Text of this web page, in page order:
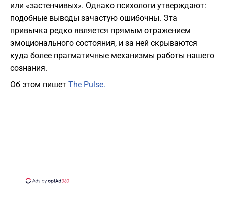
или «застенчивых». Однако психологи утверждают:
подобные выводы зачастую ошибочны. Эта
привычка редко является прямым отражением
эмоционального состояния, и за ней скрываются
куда более прагматичные механизмы работы нашего
сознания.
Об этом пишет The Pulse.